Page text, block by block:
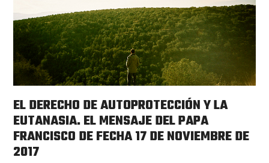
EL DERECHO DE AUTOPROTECCIÓN Y LA
EUTANASIA. EL MENSAJE DEL PAPA
FRANCISCO DE FECHA 17 DE NOVIEMBRE DE
2017